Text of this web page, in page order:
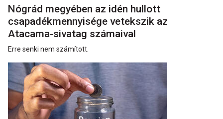
Nógrád megyében az idén hullott
csapadékmennyisége vetekszik az
Atacama‑sivatag számaival
Erre senki nem számított.